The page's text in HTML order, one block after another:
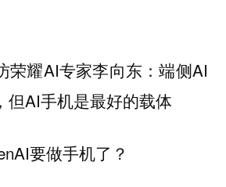
荣耀AI专家李向东：端侧AI
但AI手机是最好的载体
要做手机了？